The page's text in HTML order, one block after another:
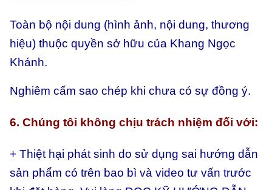
Toàn bộ nội dung (hình ảnh, nội dung, thương
hiệu) thuộc quyền sở hữu của Khang Ngọc
Khánh.
Nghiêm cấm sao chép khi chưa có sự đồng ý.
6. Chúng tôi không chịu trách nhiệm đối với:
+ Thiệt hại phát sinh do sử dụng sai hướng dẫn
sản phẩm có trên bao bì và video tư vấn trước